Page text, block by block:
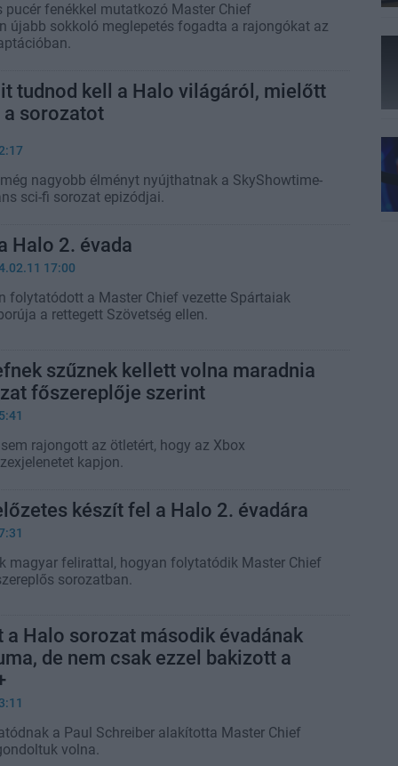
pucér fenékkel mutatkozó Master Chief
újabb sokkoló meglepetés fogadta a rajongókat az
tudnod kell a Halo világáról, mielőtt
a sorozatot
nagyobb élményt nyújthatnak a SkyShowtime-
sci-fi sorozat epizódjai.
Halo 2. évada
17:00
folytatódott a Master Chief vezette Spártaiak
a rettegett Szövetség ellen.
szűznek kellett volna maradnia
főszereplője szerint
rajongott az ötletért, hogy az Xbox
kapjon.
készít fel a Halo 2. évadára
magyar felirattal, hogyan folytatódik Master Chief
sorozatban.
Halo sorozat második évadának
de nem csak ezzel bakizott a
a Paul Schreiber alakította Master Chief
volna.